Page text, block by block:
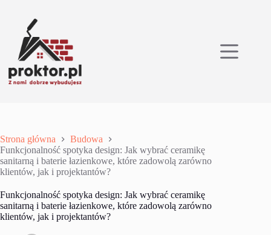
Strona główna
Budowa
Funkcjonalność spotyka design: Jak wybrać ceramikę
sanitarną i baterie łazienkowe, które zadowolą zarówno
klientów, jak i projektantów?
Funkcjonalność spotyka design: Jak wybrać ceramikę
sanitarną i baterie łazienkowe, które zadowolą zarówno
klientów, jak i projektantów?